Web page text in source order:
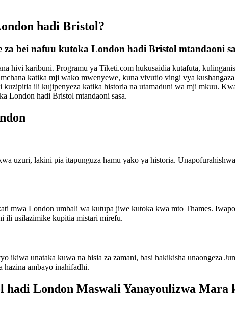
hadi Bristol?
bei nafuu kutoka London hadi Bristol mtandaoni
hivi karibuni. Programu ya Tiketi.com hukusaidia kutafuta,
katika mji wako mwenyewe, kuna vivutio vingi vya
ili kujipenyeza katika historia na utamaduni wa mji mkuu.
London hadi Bristol mtandaoni sasa.
uzuri, lakini pia itapunguza hamu yako ya historia.
mwa London umbali wa kutupa jiwe kutoka kwa mto Thames.
ili usilazimike kupitia mistari mirefu.
ikiwa unataka kuwa na hisia za zamani, basi hakikisha unaongeza
hazina ambayo inahifadhi.
hadi London Maswali Yanayoulizwa